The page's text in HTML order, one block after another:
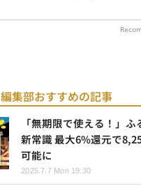
編集部おすすめの記事
「無期限で使える！」
新常識 最大6%還元で
可能に
2025.7.7 Mon 19:30